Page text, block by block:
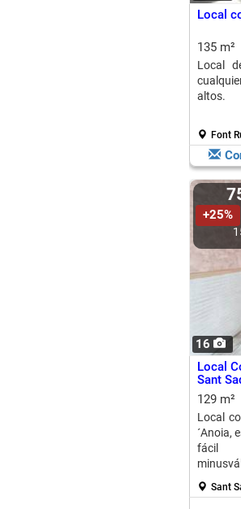
Local
135 m²
Local
altos.
Font
16
+25%
Local
Sant
129 m²
Local
´Anoia,
fácil
servicios.
Sant